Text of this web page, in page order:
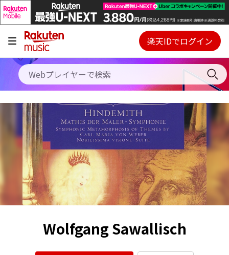
キャンペーン
料金プラン
使い方
初回30日間無料お試し
Webプレイヤー
ご契約内容の確認・変更
楽天IDでログイン
Wolfgang Sawallisch